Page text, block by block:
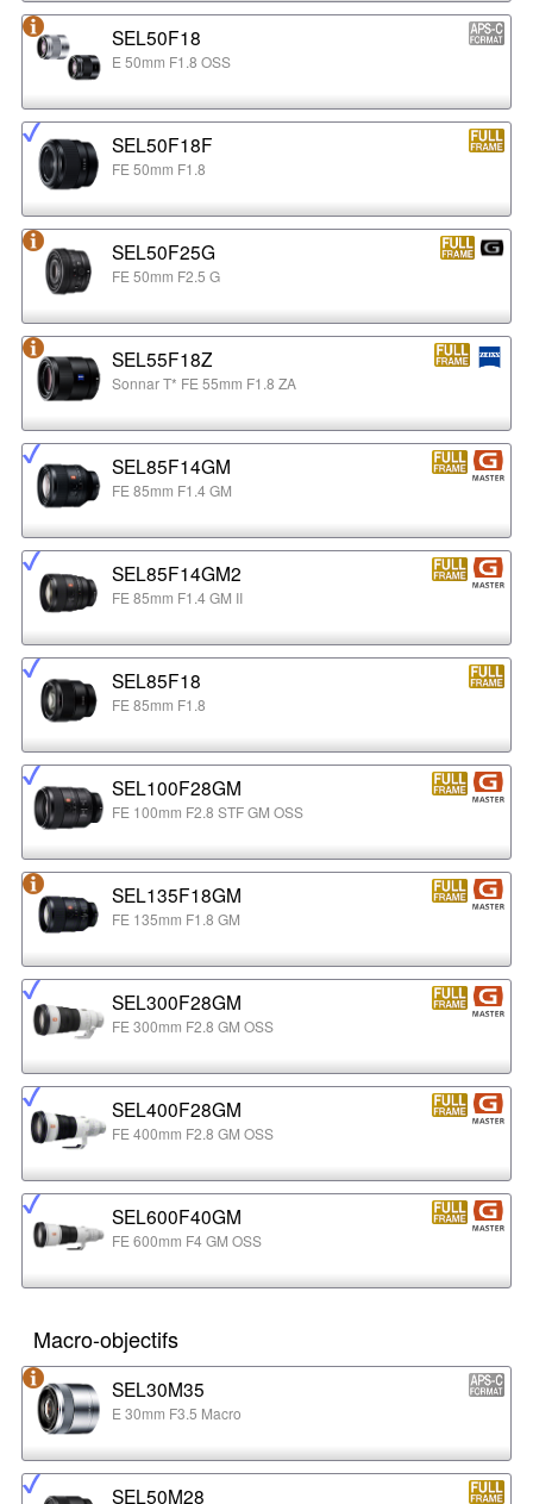
SEL50F18
E 50mm F1.8 OSS
SEL50F18F
FE 50mm F1.8
SEL50F25G
FE 50mm F2.5 G
SEL55F18Z
Sonnar T* FE 55mm F1.8 ZA
SEL85F14GM
FE 85mm F1.4 GM
SEL85F14GM2
FE 85mm F1.4 GM II
SEL85F18
FE 85mm F1.8
SEL100F28GM
FE 100mm F2.8 STF GM OSS
SEL135F18GM
FE 135mm F1.8 GM
SEL300F28GM
FE 300mm F2.8 GM OSS
SEL400F28GM
FE 400mm F2.8 GM OSS
SEL600F40GM
FE 600mm F4 GM OSS
Macro-objectifs
SEL30M35
E 30mm F3.5 Macro
SEL50M28